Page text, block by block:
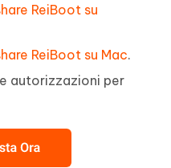
ReiBoot su
ReiBoot su Mac.
autorizzazioni per